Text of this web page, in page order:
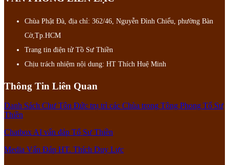
Chùa Phật Đà, địa chỉ: 362/46, Nguyễn Đình Chiểu, phường Bàn
Cờ,Tp.HCM
Trang tin điện tử Tồ Sư Thiền
Chịu trách nhiệm nội dung: HT Thích Huệ Minh
Thông Tin Liên Quan
Danh Sách Chư Tôn Đức trụ trì các Chùa trong Tông Phong Tổ Sư
Thiền
Chatbox AI vấn đáp Tổ Sư Thiền
Media Vấn Đáp HT. Thích Duy Lực